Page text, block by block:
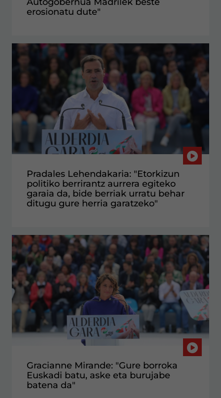
erosionatu dute"
Pradales Lehendakaria: "Etorkizun
politiko berrirantz aurrera egiteko
garaia da, bide berriak urratu behar
ditugu gure herria garatzeko"
Gracianne Mirande: "Gure borroka
Euskadi batu, aske eta burujabe
batena da"